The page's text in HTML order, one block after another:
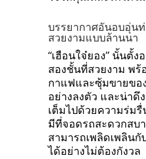
บรรยากาศอันอบอุ่น
สวยงามแบบล้านนา
“เฮือนใจ๋ยอง” นั้นตั้ง
สองชั้นที่สวยงาม พร้
กาแฟและซุ้มขายขอ
อย่างลงตัว และน่าดึ
เต็มไปด้วยความร่ม
มีที่จอดรถสะดวกสบ
สามารถเพลิดเพลินกั
ได้อย่างไม่ต้องกังวล